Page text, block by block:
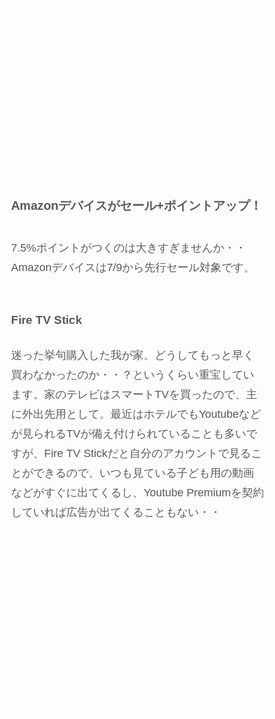
Amazonデバイスがセール+ポイントアップ！
7.5%ポイントがつくのは大きすぎませんか・・
Amazonデバイスは7/9から先行セール対象です。
Fire TV Stick
迷った挙句購入した我が家。どうしてもっと早く
買わなかったのか・・？というくらい重宝してい
ます。家のテレビはスマートTVを買ったので、主
に外出先用として。最近はホテルでもYoutubeなど
が見られるTVが備え付けられていることも多いで
すが、Fire TV Stickだと自分のアカウントで見るこ
とができるので、いつも見ている子ども用の動画
などがすぐに出てくるし、Youtube Premiumを契約
していれば広告が出てくることもない・・